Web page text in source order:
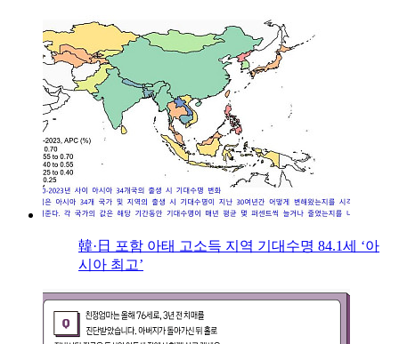
韓·日 포함 아태 고소득 지역 기대수명 84.1세 ‘아
시아 최고’